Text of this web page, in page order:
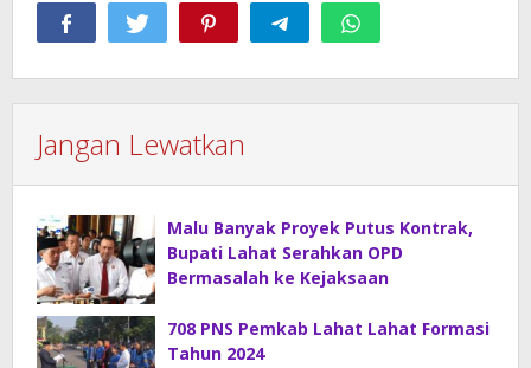
Jangan Lewatkan
Malu Banyak Proyek Putus Kontrak,
Bupati Lahat Serahkan OPD
Bermasalah ke Kejaksaan
708 PNS Pemkab Lahat Lahat Formasi
Tahun 2024